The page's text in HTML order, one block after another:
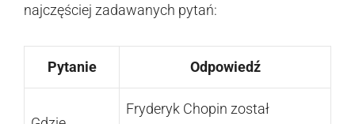
najczęściej zadawanych pytań:
Pytanie Odpowiedź
Fryderyk Chopin został